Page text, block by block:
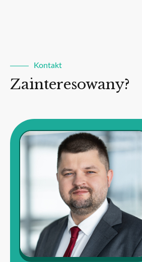
Kontakt
Zainteresowany?